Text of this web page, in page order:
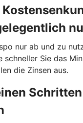
nur ab und zu
Sie das
die Zinsen aus.
Schritten